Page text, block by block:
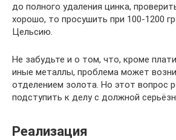
до полного удаления цинка,
хорошо, то просушить при 100-1200
Цельсию.
Не забудьте и о том, что, кроме
иные металлы, проблема может
отделением золота. Но этот вопрос
подступить к делу с должной
Реализация